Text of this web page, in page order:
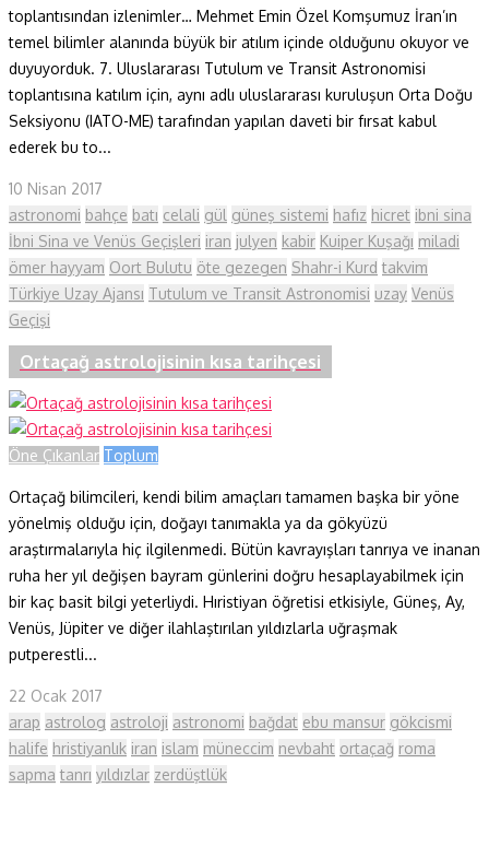
toplantısından izlenimler… Mehmet Emin Özel Komşumuz İran’ın
temel bilimler alanında büyük bir atılım içinde olduğunu okuyor ve
duyuyorduk. 7. Uluslararası Tutulum ve Transit Astronomisi
toplantısına katılım için, aynı adlı uluslararası kuruluşun Orta Doğu
Seksiyonu (IATO-ME) tarafından yapılan daveti bir fırsat kabul
ederek bu to...
10 Nisan 2017
astronomi bahçe batı celali gül güneş sistemi hafız hicret ibni sina
İbni Sina ve Venüs Geçişleri iran julyen kabir Kuiper Kuşağı miladi
ömer hayyam Oort Bulutu öte gezegen Shahr-i Kurd takvim
Türkiye Uzay Ajansı Tutulum ve Transit Astronomisi uzay Venüs
Geçişi
Ortaçağ astrolojisinin kısa tarihçesi
Öne Çıkanlar Toplum
Ortaçağ bilimcileri, kendi bilim amaçları tamamen başka bir yöne
yönel­miş olduğu için, doğayı tanımakla ya da gökyüzü
araştırmalarıyla hiç ilgilenmedi. Bütün kavrayışları tanrıya ve inanan
ruha her yıl değişen bayram günlerini doğru hesaplayabilmek için
bir kaç basit bilgi yeterliydi. Hıristiyan öğretisi etkisiyle, Güneş, Ay,
Venüs, Jüpiter ve diğer ilahlaştırılan yıldızlarla uğraşmak
putperestli...
22 Ocak 2017
arap astrolog astroloji astronomi bağdat ebu mansur gökcismi
halife hristiyanlık iran islam müneccim nevbaht ortaçağ roma
sapma tanrı yıldızlar zerdüştlük